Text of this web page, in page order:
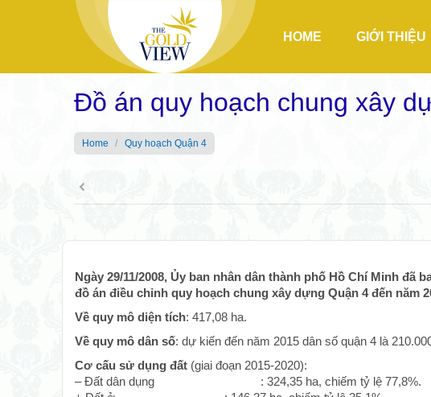
HOME GIỚI THIỆU
Đồ án quy hoạch chung xây
You are here:
Home Quy hoạch Quận 4
Ngày 29/11/2008, Ủy ban nhân dân thành phố Hồ Chí Minh đã
đồ án điều chỉnh quy hoạch chung xây dựng Quận 4 đến năm
Về quy mô diện tích: 417,08 ha.
Về quy mô dân số: dự kiến đến năm 2015 dân số quận 4 là
Cơ cấu sử dụng đất (giai đoạn 2015-2020):
– Đất dân dụng : 324,35 ha, chiếm tỷ lệ 77,8%.